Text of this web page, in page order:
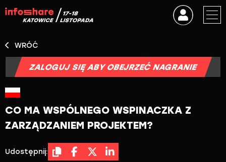
WRÓĆ
ZALOGUJ SIĘ ABY OBEJRZEĆ NAGRANIE
CO MA WSPÓLNEGO WSPINACZKA Z
ZARZĄDZANIEM PROJEKTEM?
Udostępnij: